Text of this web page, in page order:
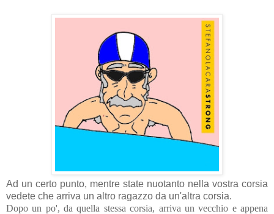
Ad un certo punto, mentre state nuotanto nella vostra corsia
vedete che arriva un altro ragazzo da un'altra corsia.
Dopo un po', da quella stessa corsia, arriva un vecchio e appena